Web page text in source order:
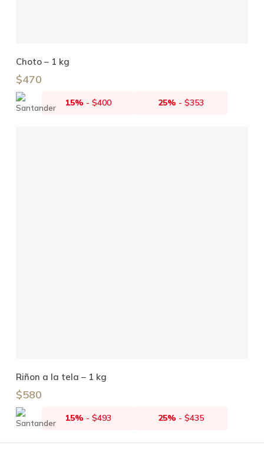
Choto – 1 kg
$470
15% - $400 25% -$353
Riñon a la tela – 1 kg
$580
15% - $493 25% -$435